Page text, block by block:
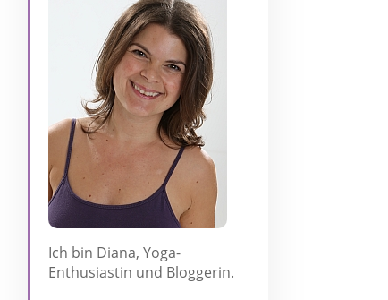
Ich bin Diana, Yoga-
Enthusiastin und Bloggerin.